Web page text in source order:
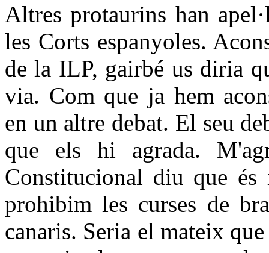
Altres protaurins han
les Corts espanyoles.
de la ILP, gairbé us diria
via. Com que ja hem
en un altre debat. El seu
que els hi agrada.
Constitucional diu que és
prohibim les curses de
canaris. Seria el mateix